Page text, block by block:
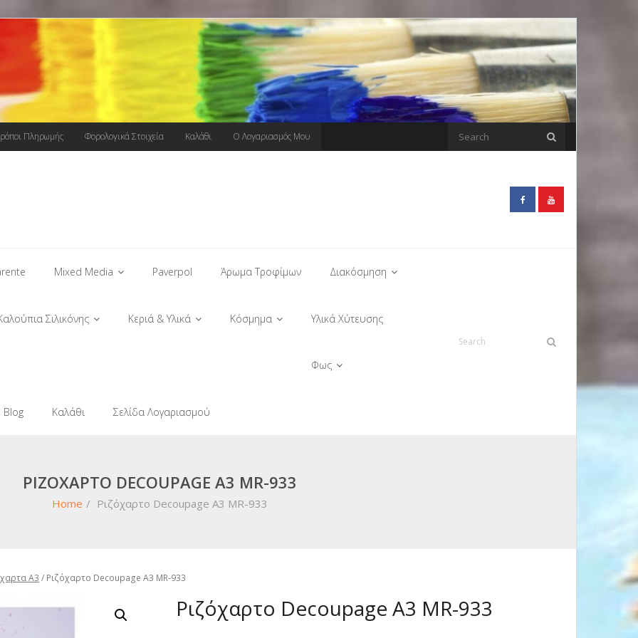
Πληρωμής Φορολογικά Στοιχεία Καλάθι Ο Λογαριασμός Μου
Mixed Media Paverpol Άρωμα Τροφίμων Διακόσμηση
Σιλικόνης Κεριά & Υλικά Κόσμημα Υλικά Χύτευσης
Φως
Blog Καλάθι Σελίδα Λογαριασμού
ΡΙΖΌΧΑΡΤΟ DECOUPAGE A3 MR-933
Home / Ριζόχαρτο Decoupage A3 MR-933
A3 / Ριζόχαρτο Decoupage A3 MR-933
Ριζόχαρτο Decoupage A3 MR-933